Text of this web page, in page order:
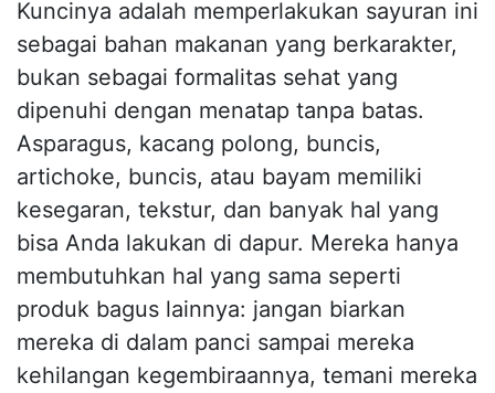
Kuncinya adalah memperlakukan sayuran ini
sebagai bahan makanan yang berkarakter,
bukan sebagai formalitas sehat yang
dipenuhi dengan menatap tanpa batas.
Asparagus, kacang polong, buncis,
artichoke, buncis, atau bayam memiliki
kesegaran, tekstur, dan banyak hal yang
bisa Anda lakukan di dapur. Mereka hanya
membutuhkan hal yang sama seperti
produk bagus lainnya: jangan biarkan
mereka di dalam panci sampai mereka
kehilangan kegembiraannya, temani mereka